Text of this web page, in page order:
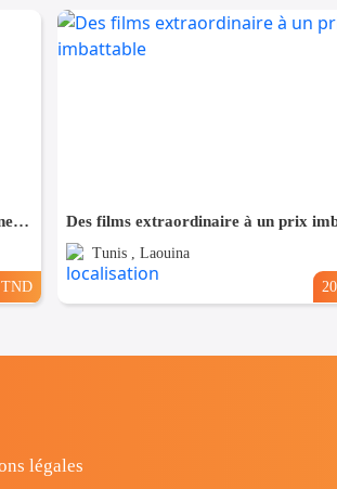
Tente ouverture automatique 6 personnes Neuf
Tunis , Laouina
légales